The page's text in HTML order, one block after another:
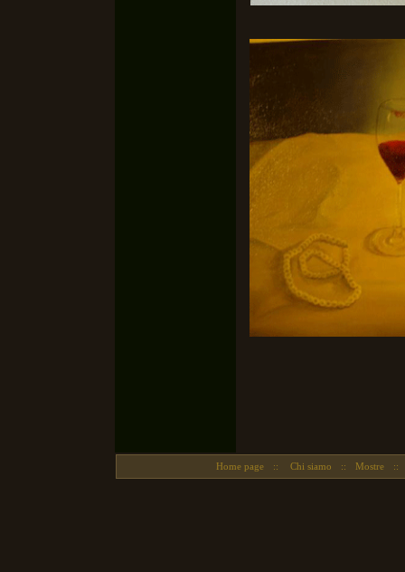
Home page :: Chi siamo :: Mostre ::